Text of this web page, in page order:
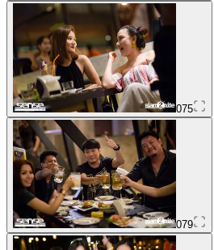
075
079